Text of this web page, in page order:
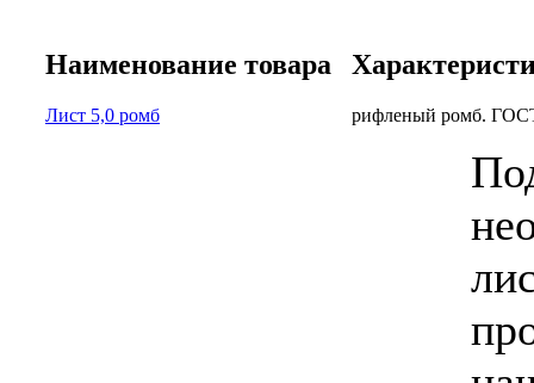
Наименование товара
Лист 5,0 ромб рифленый ромб.